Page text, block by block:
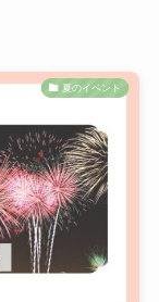
夏のイベント